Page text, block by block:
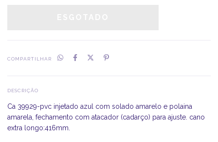
COMPARTILHAR
DESCRIÇÃO
Ca 39929-pvc injetado azul com solado amarelo e polaina
amarela, fechamento com atacador (cadarço) para ajuste. cano
extra longo:416mm.